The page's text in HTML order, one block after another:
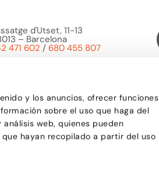
y los anuncios, ofrecer funciones
sobre el uso que haga del
web, quienes pueden
hayan recopilado a partir del uso
d'Utset, 11-13
– Barcelona
471 602 / 680 455 807